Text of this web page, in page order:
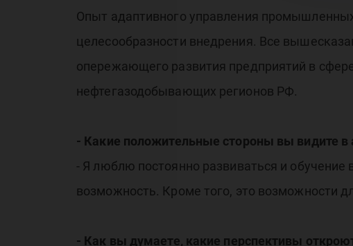
Опыт адаптивного управления
целесообразности внедрения. Все
опережающего развития предприятий в
нефтегазодобывающих регионов РФ.
- Какие положительные стороны вы видите в
- Я люблю постоянно развиваться и обучение
возможность. Кроме того, это возможности
- Как вы думаете, какие перспективы